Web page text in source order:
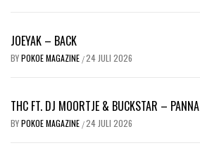
JOEYAK – BACK
BYPOKOE MAGAZINE /24 JULI 2026
THC FT. DJ MOORTJE & BUCKSTAR – PANNA
BYPOKOE MAGAZINE /24 JULI 2026